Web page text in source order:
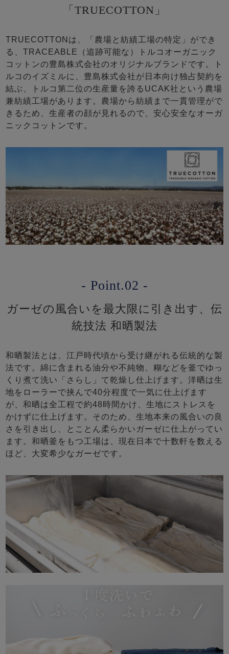
「TRUECOTTON」
TRUECOTTONは、「農場と紡績工場の特定」ができ
る、TRACEABLE（追跡可能な）トルコオーガニック
コットンの豊島株式会社のオリジナルブランドです。ト
ルコのイズミルに、豊島株式会社が日本向け独占契約を
結ぶ、トルコ第二位の生産量を誇るUCAK社という農場
兼紡績工場があります。農場から紡績まで一貫管理がで
きるため、生産者の顔が見れるので、安心安全なオーガ
ニックコットンです。
- Point.02 -
ガーゼの風合いを最大限に引き出す、伝
統技法 和晒製法
和晒製法とは、江戸時代頃から受け継がれる伝統的な製
法です。綿に含まれる油分や不純物、糊などを釜でゆっ
くり煮て洗い「さらし」て乾燥し仕上げます。洋晒は生
地をローラーで挟んで40分程度で一気に仕上げます
が、和晒は全工程で約48時間かけ、生地にストレスを
かけずに仕上げます。そのため、生地本来の風合いの良
さを引き出し、とことん柔らかいガーゼに仕上がってい
ます。和晒釜をもつ工場は、現在日本で十数軒を数える
ほど、大変希少なガーゼです。